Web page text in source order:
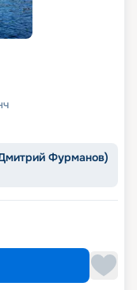
Фурманов)